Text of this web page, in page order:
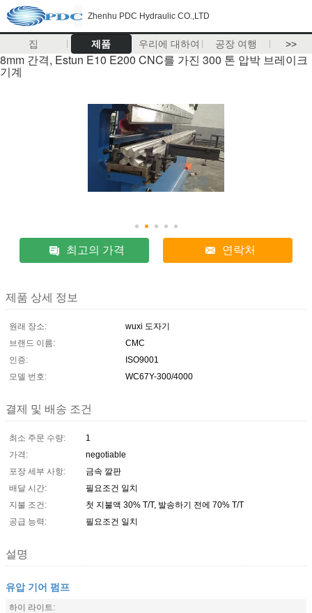
Zhenhu PDC Hydraulic CO.,LTD
집 제품 우리에 대하여 공장 여행 >>
8mm 간격, Estun E10 E200 CNC를 가진 300 톤 압박 브레이크
기계
최고의 가격 연락처
제품 상세 정보
원래 장소:
wuxi 도자기
브랜드 이름:
CMC
인증:
ISO9001
모델 번호:
WC67Y-300/4000
결제 및 배송 조건
최소 주문 수량:
1
가격:
negotiable
포장 세부 사항:
금속 깔판
배달 시간:
필요조건 일치
지불 조건:
첫 지불액 30% T/T, 발송하기 전에 70% T/T
공급 능력:
필요조건 일치
설명
유압 기어 펌프
하이 라이트: